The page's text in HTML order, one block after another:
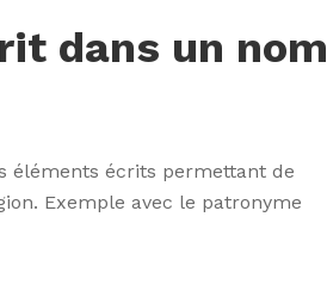
dans un nom
éléments écrits permettant de
Exemple avec le patronyme